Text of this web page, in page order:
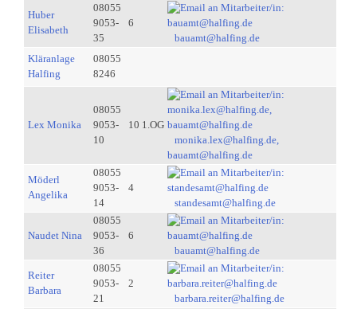
Huber
Elisabeth
08055
9053-
35
6
bauamt@halfing.de
Kläranlage
Halfing
08055
8246
Lex Monika
08055
9053-
10
10 1.OG
monika.lex@halfing.de,
bauamt@halfing.de
Möderl
Angelika
08055
9053-
14
4
standesamt@halfing.de
Naudet Nina
08055
9053-
36
6
bauamt@halfing.de
Reiter
Barbara
08055
9053-
21
2
barbara.reiter@halfing.de